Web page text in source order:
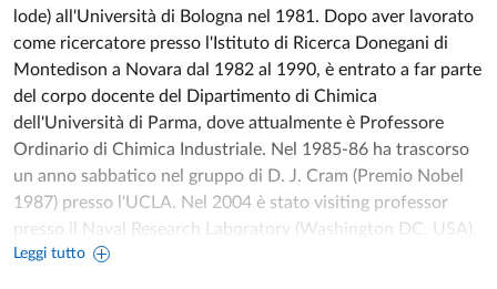
Leggi tutto
lode) all'Università di Bologna nel 1981. Dopo aver lavorato
come ricercatore presso l'Istituto di Ricerca Donegani di
Montedison a Novara dal 1982 al 1990, è entrato a far parte
del corpo docente del Dipartimento di Chimica
dell'Università di Parma, dove attualmente è Professore
Ordinario di Chimica Industriale. Nel 1985-86 ha trascorso
un anno sabbatico nel gruppo di D. J. Cram (Premio Nobel
1987) presso l'UCLA. Nel 2004 è stato visiting professor
presso il Naval Research Laboratory (Washington DC, USA).
Per il suo lavoro nel campo dei materiali supramolecolari, ha